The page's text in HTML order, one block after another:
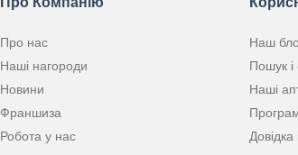
Про нас
Наші нагороди
Новини
Франшиза
Робота у нас
Наш
Пошук і
Наші